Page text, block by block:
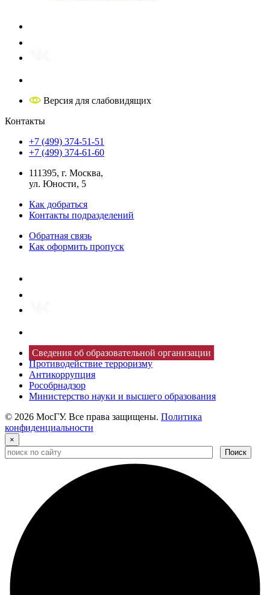
Версия для слабовидящих
Контакты
+7 (499) 374-51-51
+7 (499) 374-61-60
111395, г. Москва,
ул. Юности, 5
Как добраться
Контакты подразделений
Обратная связь
Как оформить пропуск
Сведения об образовательной организации
Противодействие терроризму
Антикоррупция
Рособрнадзор
Министерство науки и высшего образования
© 2026 МосГУ. Все права защищены. Политика
конфиденциальности
×